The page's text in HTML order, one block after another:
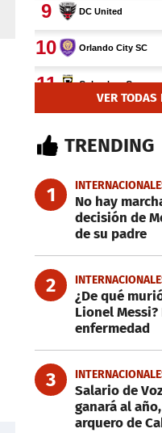
VER
TRENDING
1
No hay
decisión de
de su padre
2
¿De qué
Lionel Messi?
enfermedad
3
Salario de
ganará al
arquero de